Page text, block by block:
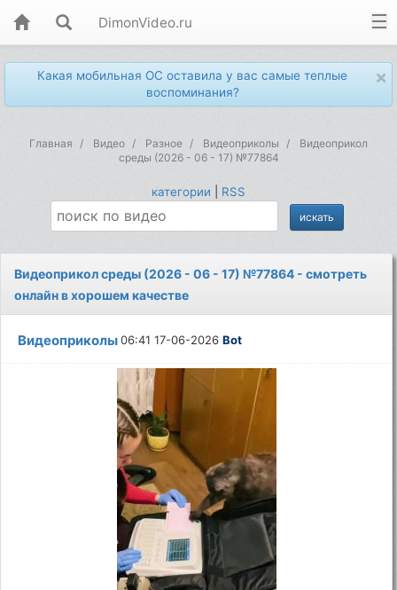
DimonVideo.ru
×
Какая мобильная ОС оставила у вас самые теплые
воспоминания?
Главная Видео Разное Видеоприколы
Видеоприкол
среды (2026 - 06 - 17) №77864
категории RSS
Видеоприкол среды (2026 - 06 - 17) №77864 - смотреть
онлайн в хорошем качестве
Видеоприколы06:41 17-06-2026Bot